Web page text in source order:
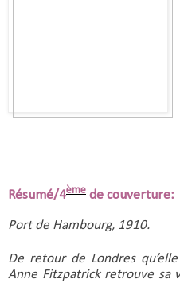
Résumé/4ème de couverture:
Port de Hambourg, 1910.
De retour de Londres
Anne Fitzpatrick retrouve sa